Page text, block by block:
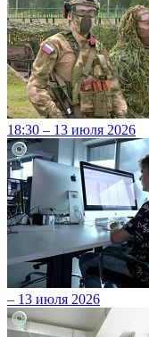
18:30 – 13 июля 2026
– 13 июля 2026